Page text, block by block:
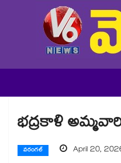
భద్రకాళి
వరంగల్ April 20,